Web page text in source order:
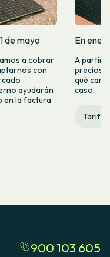
de mayo
a cobrar
con
ayudarán
en la factura
En
A partir
precios
qué
caso.
900 103 605